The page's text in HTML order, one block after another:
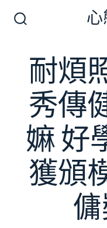
切
換
開
關耐煩
秀傳
嫲 好
獲頒